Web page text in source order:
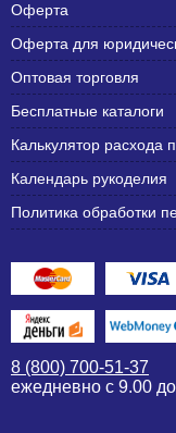
Оферта
Оферта для
Оптовая торговля
Бесплатные каталоги
Калькулятор расхода
Календарь рукоделия
Политика обработки
8 (800) 700-51-37
ежедневно с 9.00